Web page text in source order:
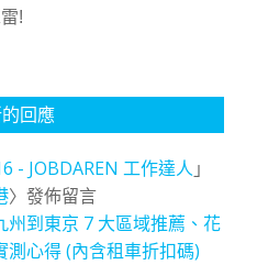
!
回應
- JOBDAREN 工作達人 」
〉發佈留言
州到東京 7 大區域推薦、花
心得 (內含租車折扣碼)